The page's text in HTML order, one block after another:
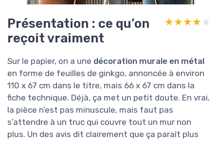
Présentation : ce qu’on
reçoit vraiment
★★★★★
★★★★★
Sur le papier, on a une décoration murale en métal
en forme de feuilles de ginkgo, annoncée à environ
110 x 67 cm dans le titre, mais 66 x 67 cm dans la
fiche technique. Déjà, ça met un petit doute. En vrai,
la pièce n’est pas minuscule, mais faut pas
s’attendre à un truc qui couvre tout un mur non
plus. Un des avis dit clairement que ça paraît plus